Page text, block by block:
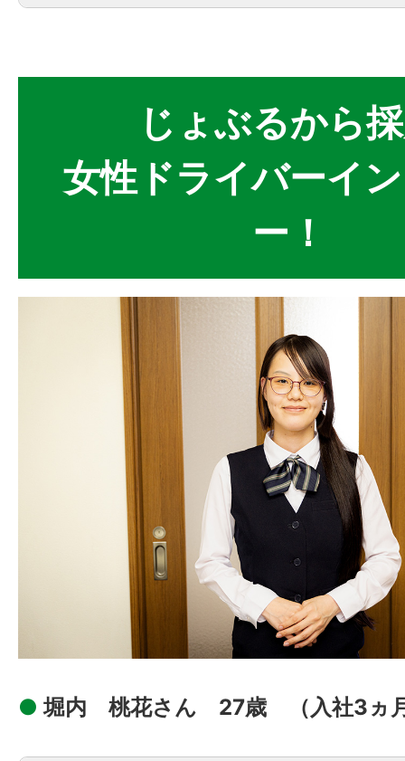
じょぶるから
女性ドライバーイ
ー！
●堀内 桃花さん 27歳 （入社3ヵ